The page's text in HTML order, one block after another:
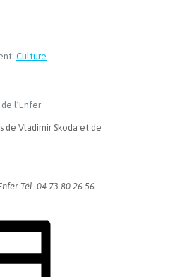
Culture
l’Enfer
de Vladimir Skoda et de
Tél. 04 73 80 26 56 –